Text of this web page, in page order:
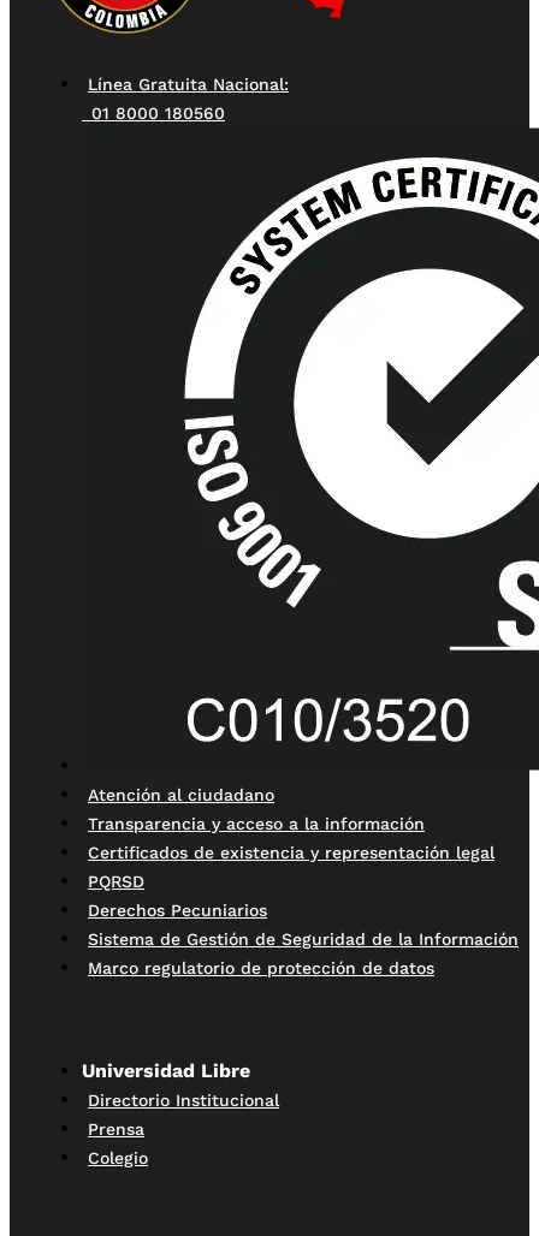
Línea Gratuita Nacional:
01 8000 180560
Atención al ciudadano
Transparencia y acceso a la información
Certificados de existencia y representación legal
PQRSD
Derechos Pecuniarios
Sistema de Gestión de Seguridad de la Información
Marco regulatorio de protección de datos
Universidad Libre
Directorio Institucional
Prensa
Colegio